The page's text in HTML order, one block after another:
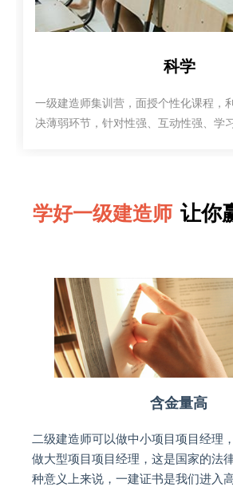
科学
一级建造师集训营，面授个性化课程，
决薄弱环节，针对性强、互动性强、学
学好一级建造师 让你
含金量高
二级建造师可以做中小项目项目经理
做大型项目项目经理，这是国家的法
种意义上来说，一建证书是我们进入